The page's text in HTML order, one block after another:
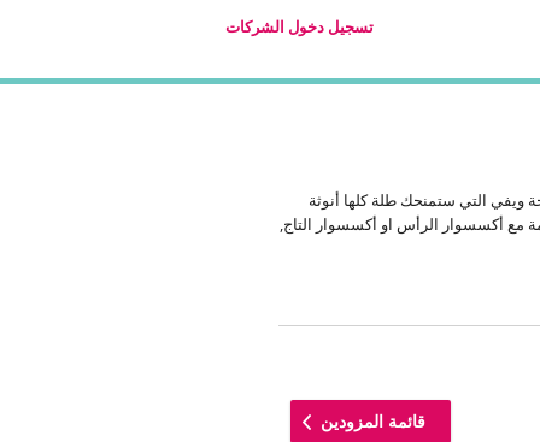
تسجيل دخول الشركات
ومميزة يوم حفل الزفاف, وإحدى خيارات تسريحات العرايس لعام 2018 هي تسريحة ويفي التي ستمنحك طلة كلها أنوثة
مع أكسسوار الرأس او أكسسوار التاج,
قائمة المزودين